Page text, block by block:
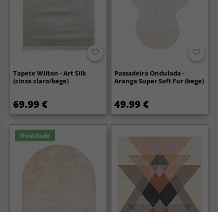
Tapete Wilton - Art Silk
(cinza claro/bege)
69.99 €
Passadeira Ondulada -
Aranga Super Soft Fur (bege)
49.99 €
Novidade